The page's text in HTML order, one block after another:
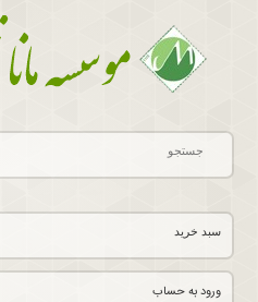
ورود به حساب
سبد خرید